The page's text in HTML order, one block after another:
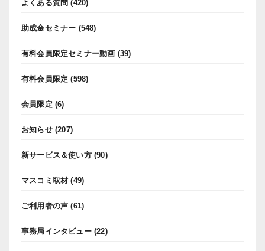
よくある質問 (420)
助成金セミナー (548)
有料会員限定セミナー動画 (39)
有料会員限定 (598)
会員限定 (6)
お知らせ(207)
新サービス＆使い方(90)
マスコミ取材 (49)
ご利用者の声 (61)
事務局インタビュー(22)